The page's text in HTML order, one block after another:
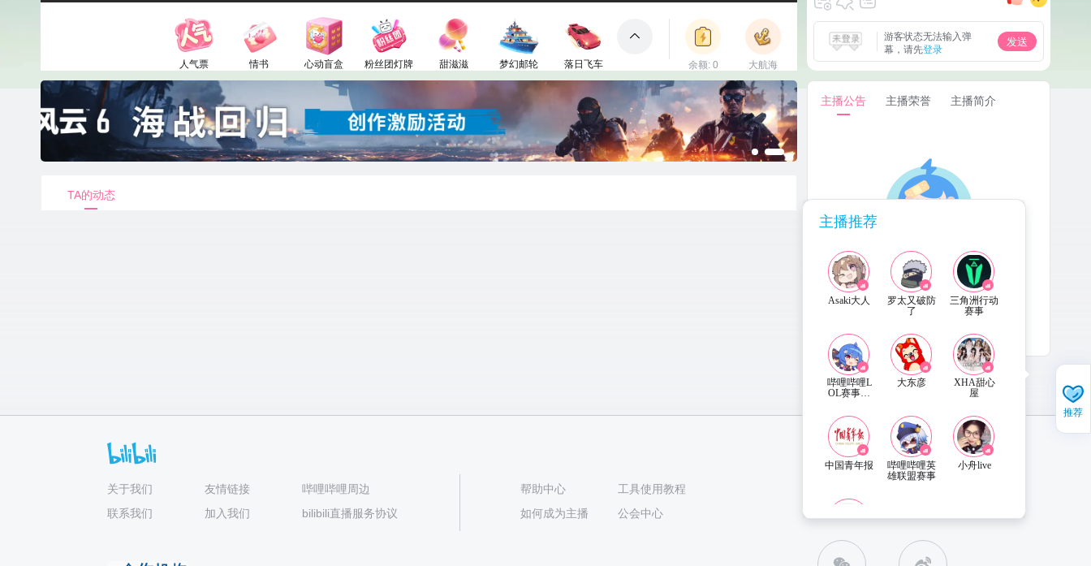
人气票
1电池
情书
52电池
心动盲盒
150电池
粉丝团灯牌
1电池
甜滋滋
50电池
梦幻邮轮
3000电池
落日飞车
2000电池
包裹
余额: 0
立即充值
大航海
立即上船
游客状态无法输入弹
幕，请先登录
发送
TA的动态
主播公告 主播荣誉 主播简介
主播还没有公告内容哦~
推荐
主播推荐
Asaki大人
罗太又破防
了
三角洲行动
赛事
哔哩哔哩L
OL赛事直
大东彦
XHA甜心
屋
中国青年报
哔哩哔哩英
雄联盟赛事
小舟live
雪糕cheese
直播姬APP 下载
关于我们 友情链接
哔哩哔哩周边
联系我们
加入我们 bilibili直播服务协议
帮助中心
工具使用教程
如何成为主播
公会中心